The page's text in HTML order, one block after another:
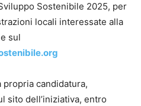
Sostenibile 2025, per
locali interessate alla
sul
propria candidatura,
sito dell’iniziativa, entro